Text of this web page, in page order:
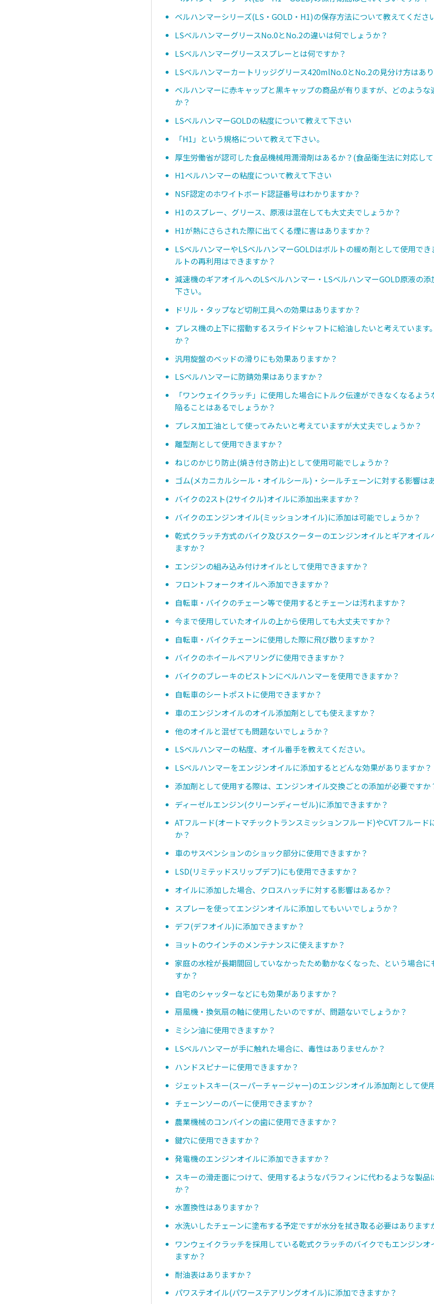
ベルハンマーシリーズ(LS・GOLD・H1)の保存方法について教えてくださ
LSベルハンマーグリースNo.0とNo.2の違いは何でしょうか？
LSベルハンマーグリーススプレーとは何ですか？
LSベルハンマーカートリッジグリース420mlNo.0とNo.2の見分け方はあ
ベルハンマーに赤キャップと黒キャップの商品が有りますが、どのような
か？
LSベルハンマーGOLDの粘度について教えて下さい
「H1」という規格について教えて下さい。
厚生労働省が認可した食品機械用潤滑剤はあるか？(食品衛生法に対応し
H1ベルハンマーの粘度について教えて下さい
NSF認定のホワイトボード認証番号はわかりますか？
H1のスプレー、グリース、原液は混在しても大丈夫でしょうか？
H1が熱にさらされた際に出てくる煙に害はありますか？
LSベルハンマーやLSベルハンマーGOLDはボルトの緩め剤として使用で
ルトの再利用はできますか？
減速機のギアオイルへのLSベルハンマー・LSベルハンマーGOLD原液の添
下さい。
ドリル・タップなど切削工具への効果はありますか？
プレス機の上下に摺動するスライドシャフトに給油したいと考えています
か？
汎用旋盤のベッドの滑りにも効果ありますか？
LSベルハンマーに防錆効果はありますか？
「ワンウェイクラッチ」に使用した場合にトルク伝達ができなくなるよ
陥ることはあるでしょうか？
プレス加工油として使ってみたいと考えていますが大丈夫でしょうか？
離型剤として使用できますか？
ねじのかじり防止(焼き付き防止)として使用可能でしょうか？
ゴム(メカニカルシール・オイルシール)・シールチェーンに対する影響は
バイクの2スト(2サイクル)オイルに添加出来ますか？
バイクのエンジンオイル(ミッションオイル)に添加は可能でしょうか？
乾式クラッチ方式のバイク及びスクーターのエンジンオイルとギアオイル
ますか？
エンジンの組み込み付けオイルとして使用できますか？
フロントフォークオイルへ添加できますか？
自転車・バイクのチェーン等で使用するとチェーンは汚れますか？
今まで使用していたオイルの上から使用しても大丈夫ですか？
自転車・バイクチェーンに使用した際に飛び散りますか？
バイクのホイールベアリングに使用できますか？
バイクのブレーキのピストンにベルハンマーを使用できますか？
自転車のシートポストに使用できますか？
車のエンジンオイルのオイル添加剤としても使えますか？
他のオイルと混ぜても問題ないでしょうか？
LSベルハンマーの粘度、オイル番手を教えてください。
LSベルハンマーをエンジンオイルに添加するとどんな効果がありますか？
添加剤として使用する際は、エンジンオイル交換ごとの添加が必要ですか
ディーゼルエンジン(クリーンディーゼル)に添加できますか？
ATフルード(オートマチックトランスミッションフルード)やCVTフルード
か？
車のサスペンションのショック部分に使用できますか？
LSD(リミテッドスリップデフ)にも使用できますか？
オイルに添加した場合、クロスハッチに対する影響はあるか？
スプレーを使ってエンジンオイルに添加してもいいでしょうか？
デフ(デフオイル)に添加できますか？
ヨットのウインチのメンテナンスに使えますか？
家庭の水栓が長期間回していなかったため動かなくなった、という場合に
すか？
自宅のシャッターなどにも効果がありますか？
扇風機・換気扇の軸に使用したいのですが、問題ないでしょうか？
ミシン油に使用できますか？
LSベルハンマーが手に触れた場合に、毒性はありませんか？
ハンドスピナーに使用できますか？
ジェットスキー(スーパーチャージャー)のエンジンオイル添加剤として使
チェーンソーのバーに使用できますか？
農業機械のコンバインの歯に使用できますか？
鍵穴に使用できますか？
発電機のエンジンオイルに添加できますか？
スキーの滑走面につけて、使用するようなパラフィンに代わるような製品
か？
水置換性はありますか？
水洗いしたチェーンに塗布する予定ですが水分を拭き取る必要はあります
ワンウェイクラッチを採用している乾式クラッチのバイクでもエンジンオ
ますか？
耐油表はありますか？
パワステオイル(パワーステアリングオイル)に添加できますか？